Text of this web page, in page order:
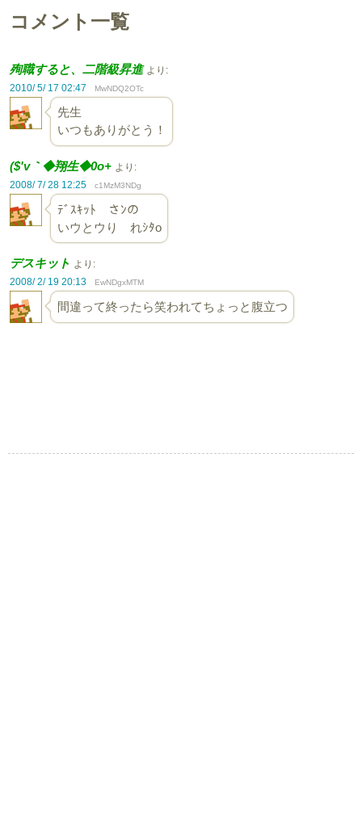
コメント一覧
殉職すると、二階級昇進 より:
2010/ 5/ 17 02:47
MwNDQ2OTc
先生
いつもありがとう！
($'v｀◆翔生◆0o+ より:
2008/ 7/ 28 12:25
c1MzM3NDg
ﾃﾞｽｷｯﾄ さﾝの
いウとウり れｼﾀo
デスキット より:
2008/ 2/ 19 20:13
EwNDgxMTM
間違って終ったら笑われてちょっと腹立つ